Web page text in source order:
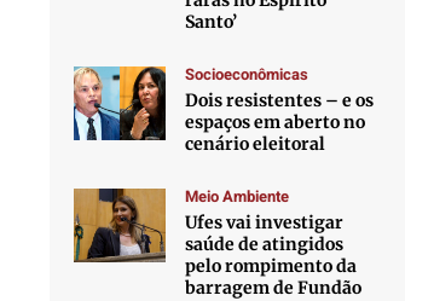
Santo’
Socioeconômicas
Dois resistentes – e os
espaços em aberto no
cenário eleitoral
Meio Ambiente
Ufes vai investigar
saúde de atingidos
pelo rompimento da
barragem de Fundão